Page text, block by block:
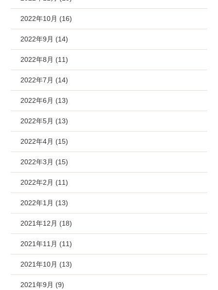
2022年10月 (16)
2022年9月 (14)
2022年8月 (11)
2022年7月 (14)
2022年6月 (13)
2022年5月 (13)
2022年4月 (15)
2022年3月 (15)
2022年2月 (11)
2022年1月 (13)
2021年12月 (18)
2021年11月 (11)
2021年10月 (13)
2021年9月 (9)